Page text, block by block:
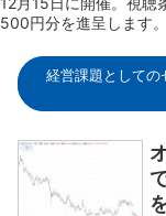
500円分を進呈します。
経営課題としての